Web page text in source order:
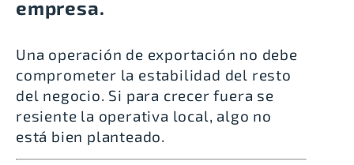
empresa.
Una operación de exportación no debe
comprometer la estabilidad del resto
del negocio. Si para crecer fuera se
resiente la operativa local, algo no
está bien planteado.